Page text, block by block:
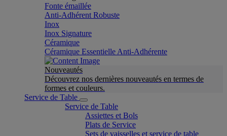
Fonte émaillée
Anti-Adhérent Robuste
Inox
Inox Signature
Céramique
Céramique Essentielle Anti-Adhérente
Nouveautés
Découvrez nos dernières nouveautés en termes de
formes et couleurs.
Service de Table
Service de Table
Assiettes et Bols
Plats de Service
Sets de vaisselles et service de table